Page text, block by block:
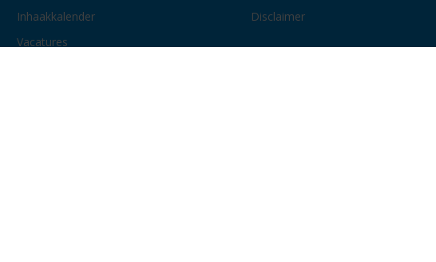
Inhaakkalender
Vacatures
Disclaimer